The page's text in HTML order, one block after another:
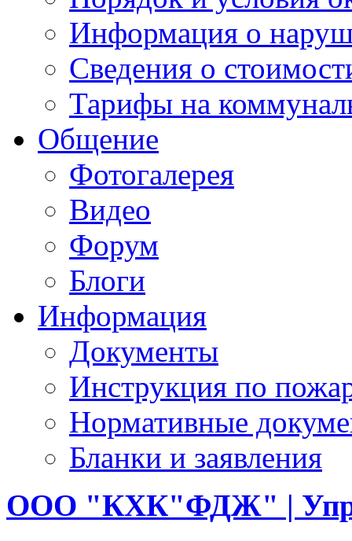
Информация о
Сведения о
Тарифы на
Общение
Фотогалерея
Видео
Форум
Блоги
Информация
Документы
Инструкция по
Нормативные
Бланки и заявления
ООО "КХК"ФДЖ" |